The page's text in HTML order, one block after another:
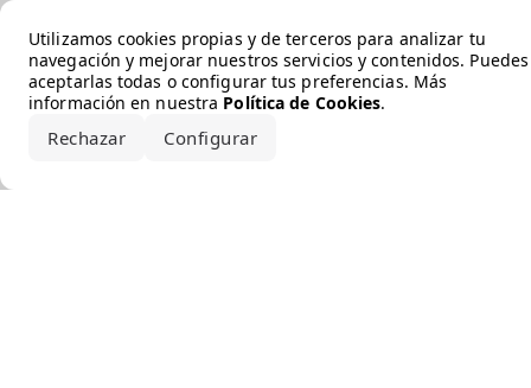
Utilizamos cookies propias y de terceros para analizar tu
navegación y mejorar nuestros servicios y contenidos. Puedes
aceptarlas todas o configurar tus preferencias. Más
información en nuestra Política de Cookies.
Rechazar Configurar
Error loading the brand